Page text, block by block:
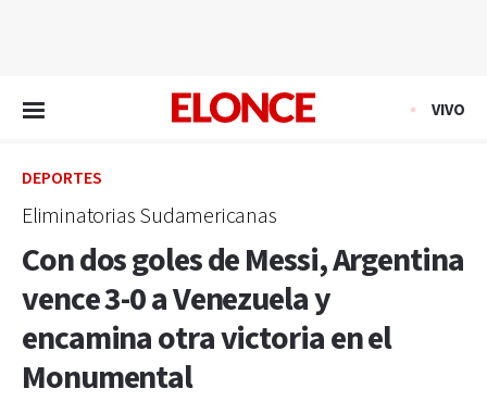
VIVO
DEPORTES
Eliminatorias Sudamericanas
Con dos goles de Messi, Argentina
vence 3-0 a Venezuela y
encamina otra victoria en el
Monumental